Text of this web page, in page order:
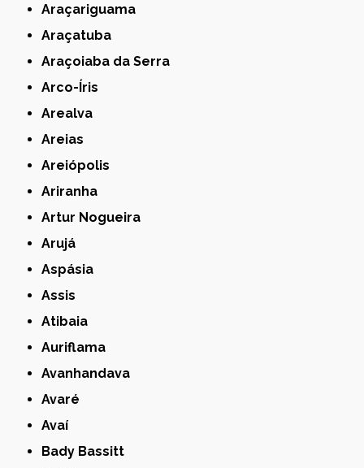
Araçariguama
Araçatuba
Araçoiaba da Serra
Arco-Íris
Arealva
Areias
Areiópolis
Ariranha
Artur Nogueira
Arujá
Aspásia
Assis
Atibaia
Auriflama
Avanhandava
Avaré
Avaí
Bady Bassitt